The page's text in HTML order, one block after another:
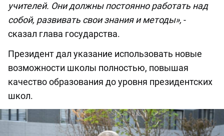
учителей. Они должны постоянно работать над
собой, развивать свои знания и методы», -
сказал глава государства.
Президент дал указание использовать новые
возможности школы полностью, повышая
качество образования до уровня президентских
школ.